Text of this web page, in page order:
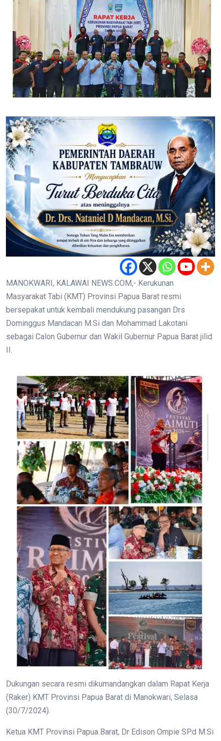
MANOKWARI, KALAWAI NEWS.COM,- Kerukunan
Masyarakat Tabi (KMT) Provinsi Papua Barat resmi
bersepakat untuk kembali mendukung pasangan Drs
Dominggus Mandacan M.Si dan Mohammad Lakotani
sebagai Calon Gubernur dan Wakil Gubernur Papua Barat jilid
II.
Dukungan secara resmi dikumandangkan dalam Rapat Kerja
(Raker) KMT Provinsi Papua Barat di Manokwari, Selasa
(30/7/2024).
Ketua KMT Provinsi Papua Barat, Dr Edison Ompie SP.d M.Si